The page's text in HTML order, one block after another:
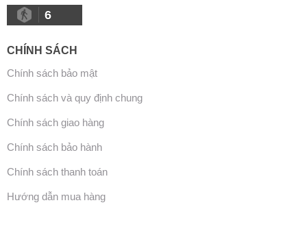
6
CHÍNH SÁCH
Chính sách bảo mật
Chính sách và quy định chung
Chính sách giao hàng
Chính sách bảo hành
Chính sách thanh toán
Hướng dẫn mua hàng